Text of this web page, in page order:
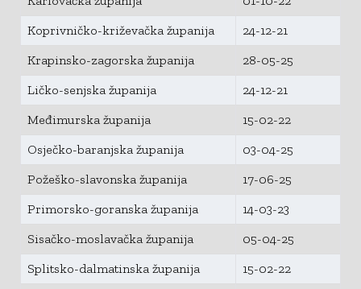
Koprivničko-križevačka županija
24-12-21
Krapinsko-zagorska županija
28-05-25
Ličko-senjska županija
24-12-21
Međimurska županija
15-02-22
Osječko-baranjska županija
03-04-25
Požeško-slavonska županija
17-06-25
Primorsko-goranska županija
14-03-23
Sisačko-moslavačka županija
05-04-25
Splitsko-dalmatinska županija
15-02-22